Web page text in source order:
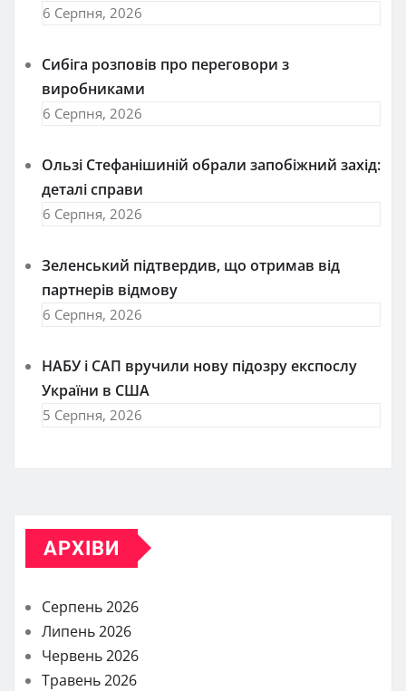
6 Серпня, 2026
Сибіга розповів про переговори з
виробниками
6 Серпня, 2026
Ользі Стефанішиній обрали запобіжний захід:
деталі справи
6 Серпня, 2026
Зеленський підтвердив, що отримав від
партнерів відмову
6 Серпня, 2026
НАБУ і САП вручили нову підозру експослу
України в США
5 Серпня, 2026
АРХІВИ
Серпень 2026
Липень 2026
Червень 2026
Травень 2026